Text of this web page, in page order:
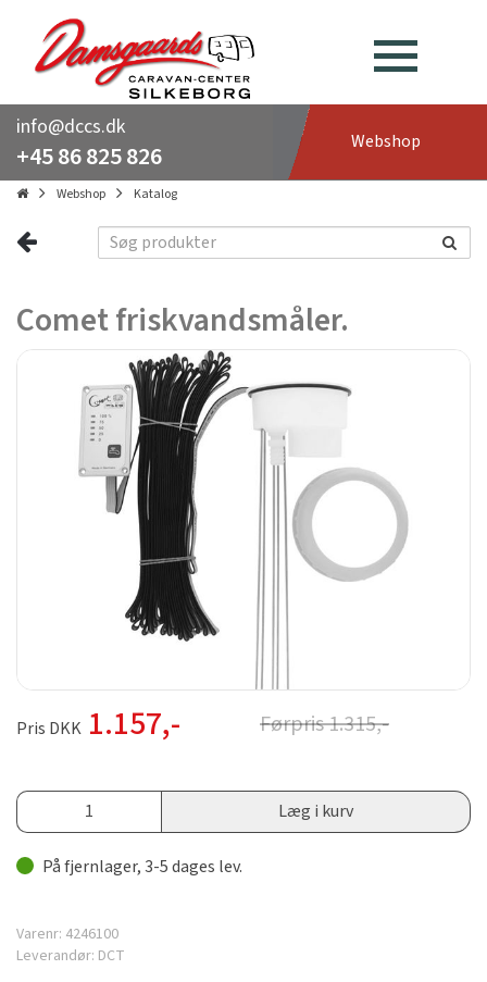
info@dccs.dk
+45 86 825 826 Webshop
Webshop Katalog
Comet friskvandsmåler.
Pris DKK 1.157,- Førpris1.315,-
Læg i kurv
På fjernlager, 3-5 dages lev.
Varenr: 4246100
Leverandør: DCT